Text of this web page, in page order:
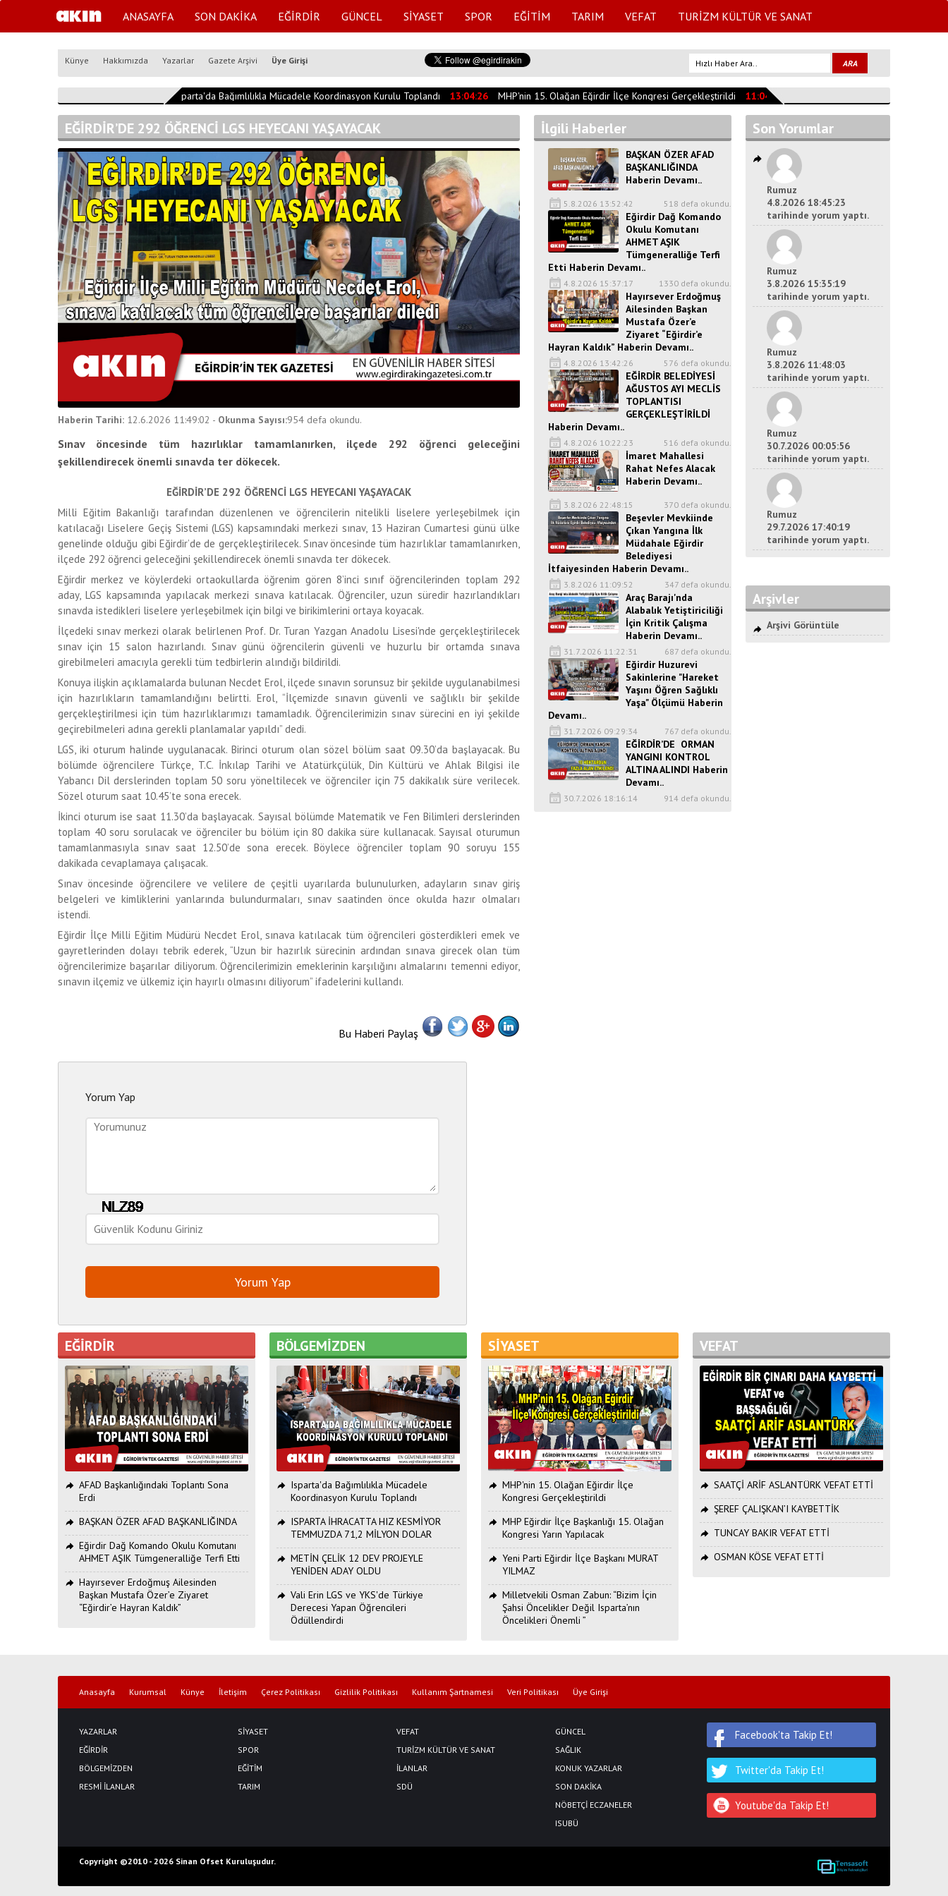
ANASAYFA SON DAKİKA EĞİRDİR GÜNCEL SİYASET SPOR EĞİTİM TARIM VEFAT TURİZM KÜLTÜR VE SANAT
Künye Hakkımızda Yazarlar Gazete Arşivi Üye Girişi
Isparta'da Bağımlılıkla Mücadele Koordinasyon Kurulu Toplandı 13:04:26 MHP'nin 15. Olağan Eğirdir İlçe Kongresi Gerçekleştirildi 11:04:47
EĞİRDİR’DE 292 ÖĞRENCİ LGS HEYECANI YAŞAYACAK
Haberin Tarihi: 12.6.2026 11:49:02 - Okunma Sayısı:954 defa okundu.
Sınav öncesinde tüm hazırlıklar tamamlanırken, ilçede 292 öğrenci geleceğini
şekillendirecek önemli sınavda ter dökecek.
EĞİRDİR’DE 292 ÖĞRENCİ LGS HEYECANI YAŞAYACAK
Milli Eğitim Bakanlığı tarafından düzenlenen ve öğrencilerin nitelikli liselere yerleşebilmek için
katılacağı Liselere Geçiş Sistemi (LGS) kapsamındaki merkezi sınav, 13 Haziran Cumartesi günü ülke
genelinde olduğu gibi Eğirdir’de de gerçekleştirilecek. Sınav öncesinde tüm hazırlıklar tamamlanırken,
ilçede 292 öğrenci geleceğini şekillendirecek önemli sınavda ter dökecek.
Eğirdir merkez ve köylerdeki ortaokullarda öğrenim gören 8’inci sınıf öğrencilerinden toplam 292
aday, LGS kapsamında yapılacak merkezi sınava katılacak. Öğrenciler, uzun süredir hazırlandıkları
sınavda istedikleri liselere yerleşebilmek için bilgi ve birikimlerini ortaya koyacak.
İlçedeki sınav merkezi olarak belirlenen Prof. Dr. Turan Yazgan Anadolu Lisesi'nde gerçekleştirilecek
sınav için 15 salon hazırlandı. Sınav günü öğrencilerin güvenli ve huzurlu bir ortamda sınava
girebilmeleri amacıyla gerekli tüm tedbirlerin alındığı bildirildi.
Konuya ilişkin açıklamalarda bulunan Necdet Erol, ilçede sınavın sorunsuz bir şekilde uygulanabilmesi
için hazırlıkların tamamlandığını belirtti. Erol, “İlçemizde sınavın güvenli ve sağlıklı bir şekilde
gerçekleştirilmesi için tüm hazırlıklarımızı tamamladık. Öğrencilerimizin sınav sürecini en iyi şekilde
geçirebilmeleri adına gerekli planlamalar yapıldı” dedi.
LGS, iki oturum halinde uygulanacak. Birinci oturum olan sözel bölüm saat 09.30’da başlayacak. Bu
bölümde öğrencilere Türkçe, T.C. İnkılap Tarihi ve Atatürkçülük, Din Kültürü ve Ahlak Bilgisi ile
Yabancı Dil derslerinden toplam 50 soru yöneltilecek ve öğrenciler için 75 dakikalık süre verilecek.
Sözel oturum saat 10.45’te sona erecek.
İkinci oturum ise saat 11.30’da başlayacak. Sayısal bölümde Matematik ve Fen Bilimleri derslerinden
toplam 40 soru sorulacak ve öğrenciler bu bölüm için 80 dakika süre kullanacak. Sayısal oturumun
tamamlanmasıyla sınav saat 12.50’de sona erecek. Böylece öğrenciler toplam 90 soruyu 155
dakikada cevaplamaya çalışacak.
Sınav öncesinde öğrencilere ve velilere de çeşitli uyarılarda bulunulurken, adayların sınav giriş
belgeleri ve kimliklerini yanlarında bulundurmaları, sınav saatinden önce okulda hazır olmaları
istendi.
Eğirdir İlçe Milli Eğitim Müdürü Necdet Erol, sınava katılacak tüm öğrencileri gösterdikleri emek ve
gayretlerinden dolayı tebrik ederek, “Uzun bir hazırlık sürecinin ardından sınava girecek olan tüm
öğrencilerimize başarılar diliyorum. Öğrencilerimizin emeklerinin karşılığını almalarını temenni ediyor,
sınavın ilçemiz ve ülkemiz için hayırlı olmasını diliyorum” ifadelerini kullandı.
Bu Haberi Paylaş
Yorum Yap
İlgili Haberler
BAŞKAN ÖZER AFAD
BAŞKANLIĞINDA
Haberin Devamı..
5.8.2026 13:52:42 518 defa okundu.
Eğirdir Dağ Komando
Okulu Komutanı
AHMET AŞIK
Tümgeneralliğe Terfi
Etti Haberin Devamı..
4.8.2026 15:37:17 1330 defa okundu.
Hayırsever Erdoğmuş
Ailesinden Başkan
Mustafa Özer’e
Ziyaret “Eğirdir’e
Hayran Kaldık” Haberin Devamı..
4.8.2026 13:42:26 576 defa okundu.
EĞİRDİR BELEDİYESİ
AĞUSTOS AYI MECLİS
TOPLANTISI
GERÇEKLEŞTİRİLDİ
Haberin Devamı..
4.8.2026 10:22:23 516 defa okundu.
İmaret Mahallesi
Rahat Nefes Alacak
Haberin Devamı..
3.8.2026 22:48:15 370 defa okundu.
Beşevler Mevkiinde
Çıkan Yangına İlk
Müdahale Eğirdir
Belediyesi
İtfaiyesinden Haberin Devamı..
3.8.2026 11:09:52 347 defa okundu.
Araç Barajı'nda
Alabalık Yetiştiriciliği
İçin Kritik Çalışma
Haberin Devamı..
31.7.2026 11:22:31 687 defa okundu.
Eğirdir Huzurevi
Sakinlerine "Hareket
Yaşını Öğren Sağlıklı
Yaşa" Ölçümü Haberin
Devamı..
31.7.2026 09:29:34 767 defa okundu.
EĞİRDİR’DE ORMAN
YANGINI KONTROL
ALTINA ALINDI Haberin
Devamı..
30.7.2026 18:16:14 914 defa okundu.
Son Yorumlar
Rumuz
4.8.2026 18:45:23
tarihinde yorum yaptı.
Rumuz
3.8.2026 15:35:19
tarihinde yorum yaptı.
Rumuz
3.8.2026 11:48:03
tarihinde yorum yaptı.
Rumuz
30.7.2026 00:05:56
tarihinde yorum yaptı.
Rumuz
29.7.2026 17:40:19
tarihinde yorum yaptı.
Arşivler
Arşivi Görüntüle
EĞİRDİR
AFAD Başkanlığındaki Toplantı Sona
Erdi
BAŞKAN ÖZER AFAD BAŞKANLIĞINDA
Eğirdir Dağ Komando Okulu Komutanı
AHMET AŞIK Tümgeneralliğe Terfi Etti
Hayırsever Erdoğmuş Ailesinden
Başkan Mustafa Özer’e Ziyaret
“Eğirdir’e Hayran Kaldık”
BÖLGEMİZDEN
Isparta'da Bağımlılıkla Mücadele
Koordinasyon Kurulu Toplandı
ISPARTA İHRACATTA HIZ KESMİYOR
TEMMUZDA 71,2 MİLYON DOLAR
METİN ÇELİK 12 DEV PROJEYLE
YENİDEN ADAY OLDU
Vali Erin LGS ve YKS'de Türkiye
Derecesi Yapan Öğrencileri
Ödüllendirdi
SİYASET
MHP'nin 15. Olağan Eğirdir İlçe
Kongresi Gerçekleştirildi
MHP Eğirdir İlçe Başkanlığı 15. Olağan
Kongresi Yarın Yapılacak
Yeni Parti Eğirdir İlçe Başkanı MURAT
YILMAZ
Milletvekili Osman Zabun: “Bizim İçin
Şahsi Öncelikler Değil Isparta’nın
Öncelikleri Önemli ”
VEFAT
SAATÇİ ARİF ASLANTÜRK VEFAT ETTİ
ŞEREF ÇALIŞKAN’I KAYBETTİK
TUNCAY BAKIR VEFAT ETTİ
OSMAN KÖSE VEFAT ETTİ
Anasayfa Kurumsal Künye İletişim Çerez Politikası Gizlilik Politikası Kullanım Şartnamesi Veri Politikası Üye Girişi
YAZARLAR
EĞİRDİR
BÖLGEMİZDEN
RESMİ İLANLAR
SİYASET
SPOR
EĞİTİM
TARIM
VEFAT
TURİZM KÜLTÜR VE SANAT
İLANLAR
SDÜ
GÜNCEL
SAĞLIK
KONUK YAZARLAR
SON DAKİKA
NÖBETÇİ ECZANELER
ISUBÜ
Facebook'ta Takip Et!
Twitter'da Takip Et!
Youtube'da Takip Et!
Copyright ©2010 - 2026 Sinan Ofset Kuruluşudur.